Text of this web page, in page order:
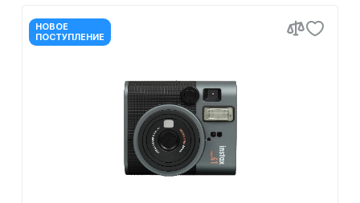
НОВОЕ
ПОСТУПЛЕНИЕ